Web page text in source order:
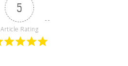
5
Article Rating